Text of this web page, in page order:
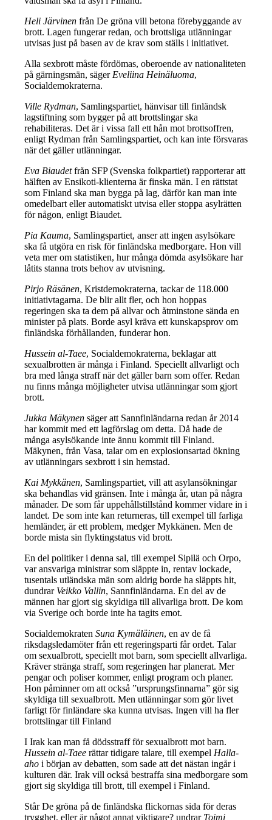
Heli Järvinen från De gröna vill betona förebyggande av
brott. Lagen fungerar redan, och brottsliga utlänningar
utvisas just på basen av de krav som ställs i initiativet.
Alla sexbrott måste fördömas, oberoende av nationaliteten
på gärningsmän, säger Eveliina Heinäluoma,
Socialdemokraterna.
Ville Rydman, Samlingspartiet, hänvisar till finländsk
lagstiftning som bygger på att brottslingar ska
rehabiliteras. Det är i vissa fall ett hån mot brottsoffren,
enligt Rydman från Samlingspartiet, och kan inte försvaras
när det gäller utlänningar.
Eva Biaudetfrån SFP (Svenska folkpartiet) rapporterar att
hälften av Ensikoti-klienterna är finska män. I en rättstat
som Finland ska man bygga på lag, därför kan man inte
omedelbart eller automatiskt utvisa eller stoppa asylrätten
för någon, enligt Biaudet.
Pia Kauma, Samlingspartiet, anser att ingen asylsökare
ska få utgöra en risk för finländska medborgare. Hon vill
veta mer om statistiken, hur många dömda asylsökare har
låtits stanna trots behov av utvisning.
Pirjo Räsänen, Kristdemokraterna, tackar de 118.000
initiativtagarna. De blir allt fler, och hon hoppas
regeringen ska ta dem på allvar och åtminstone sända en
minister på plats. Borde asyl kräva ett kunskapsprov om
finländska förhållanden, funderar hon.
Hussein al-Taee, Socialdemokraterna, beklagar att
sexualbrotten är många i Finland. Speciellt allvarligt och
bra med långa straff när det gäller barn som offer. Redan
nu finns många möjligheter utvisa utlänningar som gjort
brott.
Jukka Mäkynen säger att Sannfinländarna redan år 2014
har kommit med ett lagförslag om detta. Då hade de
många asylsökande inte ännu kommit till Finland.
Mäkynen, från Vasa, talar om en explosionsartad ökning
av utlänningars sexbrott i sin hemstad.
Kai Mykkänen, Samlingspartiet, vill att asylansökningar
ska behandlas vid gränsen. Inte i många år, utan på några
månader. De som får uppehållstillstånd kommer vidare in i
landet. De som inte kan returneras, till exempel till farliga
hemländer, är ett problem, medger Mykkänen. Men de
borde mista sin flyktingstatus vid brott.
En del politiker i denna sal, till exempel Sipilä och Orpo,
var ansvariga ministrar som släppte in, rentav lockade,
tusentals utländska män som aldrig borde ha släppts hit,
dundrar Veikko Vallin, Sannfinländarna. En del av de
männen har gjort sig skyldiga till allvarliga brott. De kom
via Sverige och borde inte ha tagits emot.
Socialdemokraten Suna Kymäläinen, en av de få
riksdagsledamöter från ett regeringsparti får ordet. Talar
om sexualbrott, speciellt mot barn, som speciellt allvarliga.
Kräver stränga straff, som regeringen har planerat. Mer
pengar och poliser kommer, enligt program och planer.
Hon påminner om att också ”ursprungsfinnarna” gör sig
skyldiga till sexualbrott. Men utlänningar som gör livet
farligt för finländare ska kunna utvisas. Ingen vill ha fler
brottslingar till Finland
I Irak kan man få dödsstraff för sexualbrott mot barn.
Hussein al-Taee rättar tidigare talare, till exempel Halla-
aho i början av debatten, som sade att det nästan ingår i
kulturen där. Irak vill också bestraffa sina medborgare som
gjort sig skyldiga till brott, till exempel i Finland.
Står De gröna på de finländska flickornas sida för deras
trygghet, eller är något annat viktigare? undrar Toimi